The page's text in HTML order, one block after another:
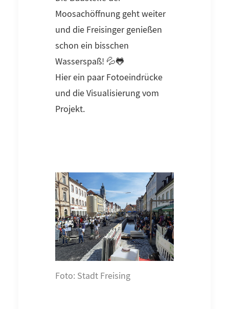
Moosachöffnung geht weiter
und die Freisinger genießen
schon ein bisschen
Wasserspaß! 💦🐸
Hier ein paar Fotoeindrücke
und die Visualisierung vom
Projekt.
Foto: Stadt Freising